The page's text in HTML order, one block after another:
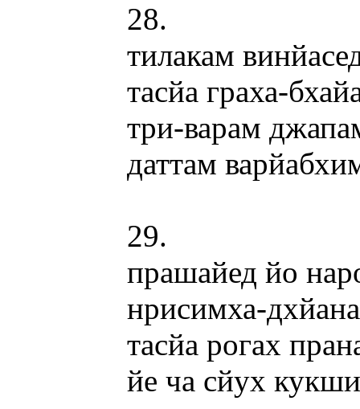
28.
тилакам
тасйа граха-
три-варам
даттам
29.
прашайед йо
нрисимха-
тасйа рогах
йе ча сйух